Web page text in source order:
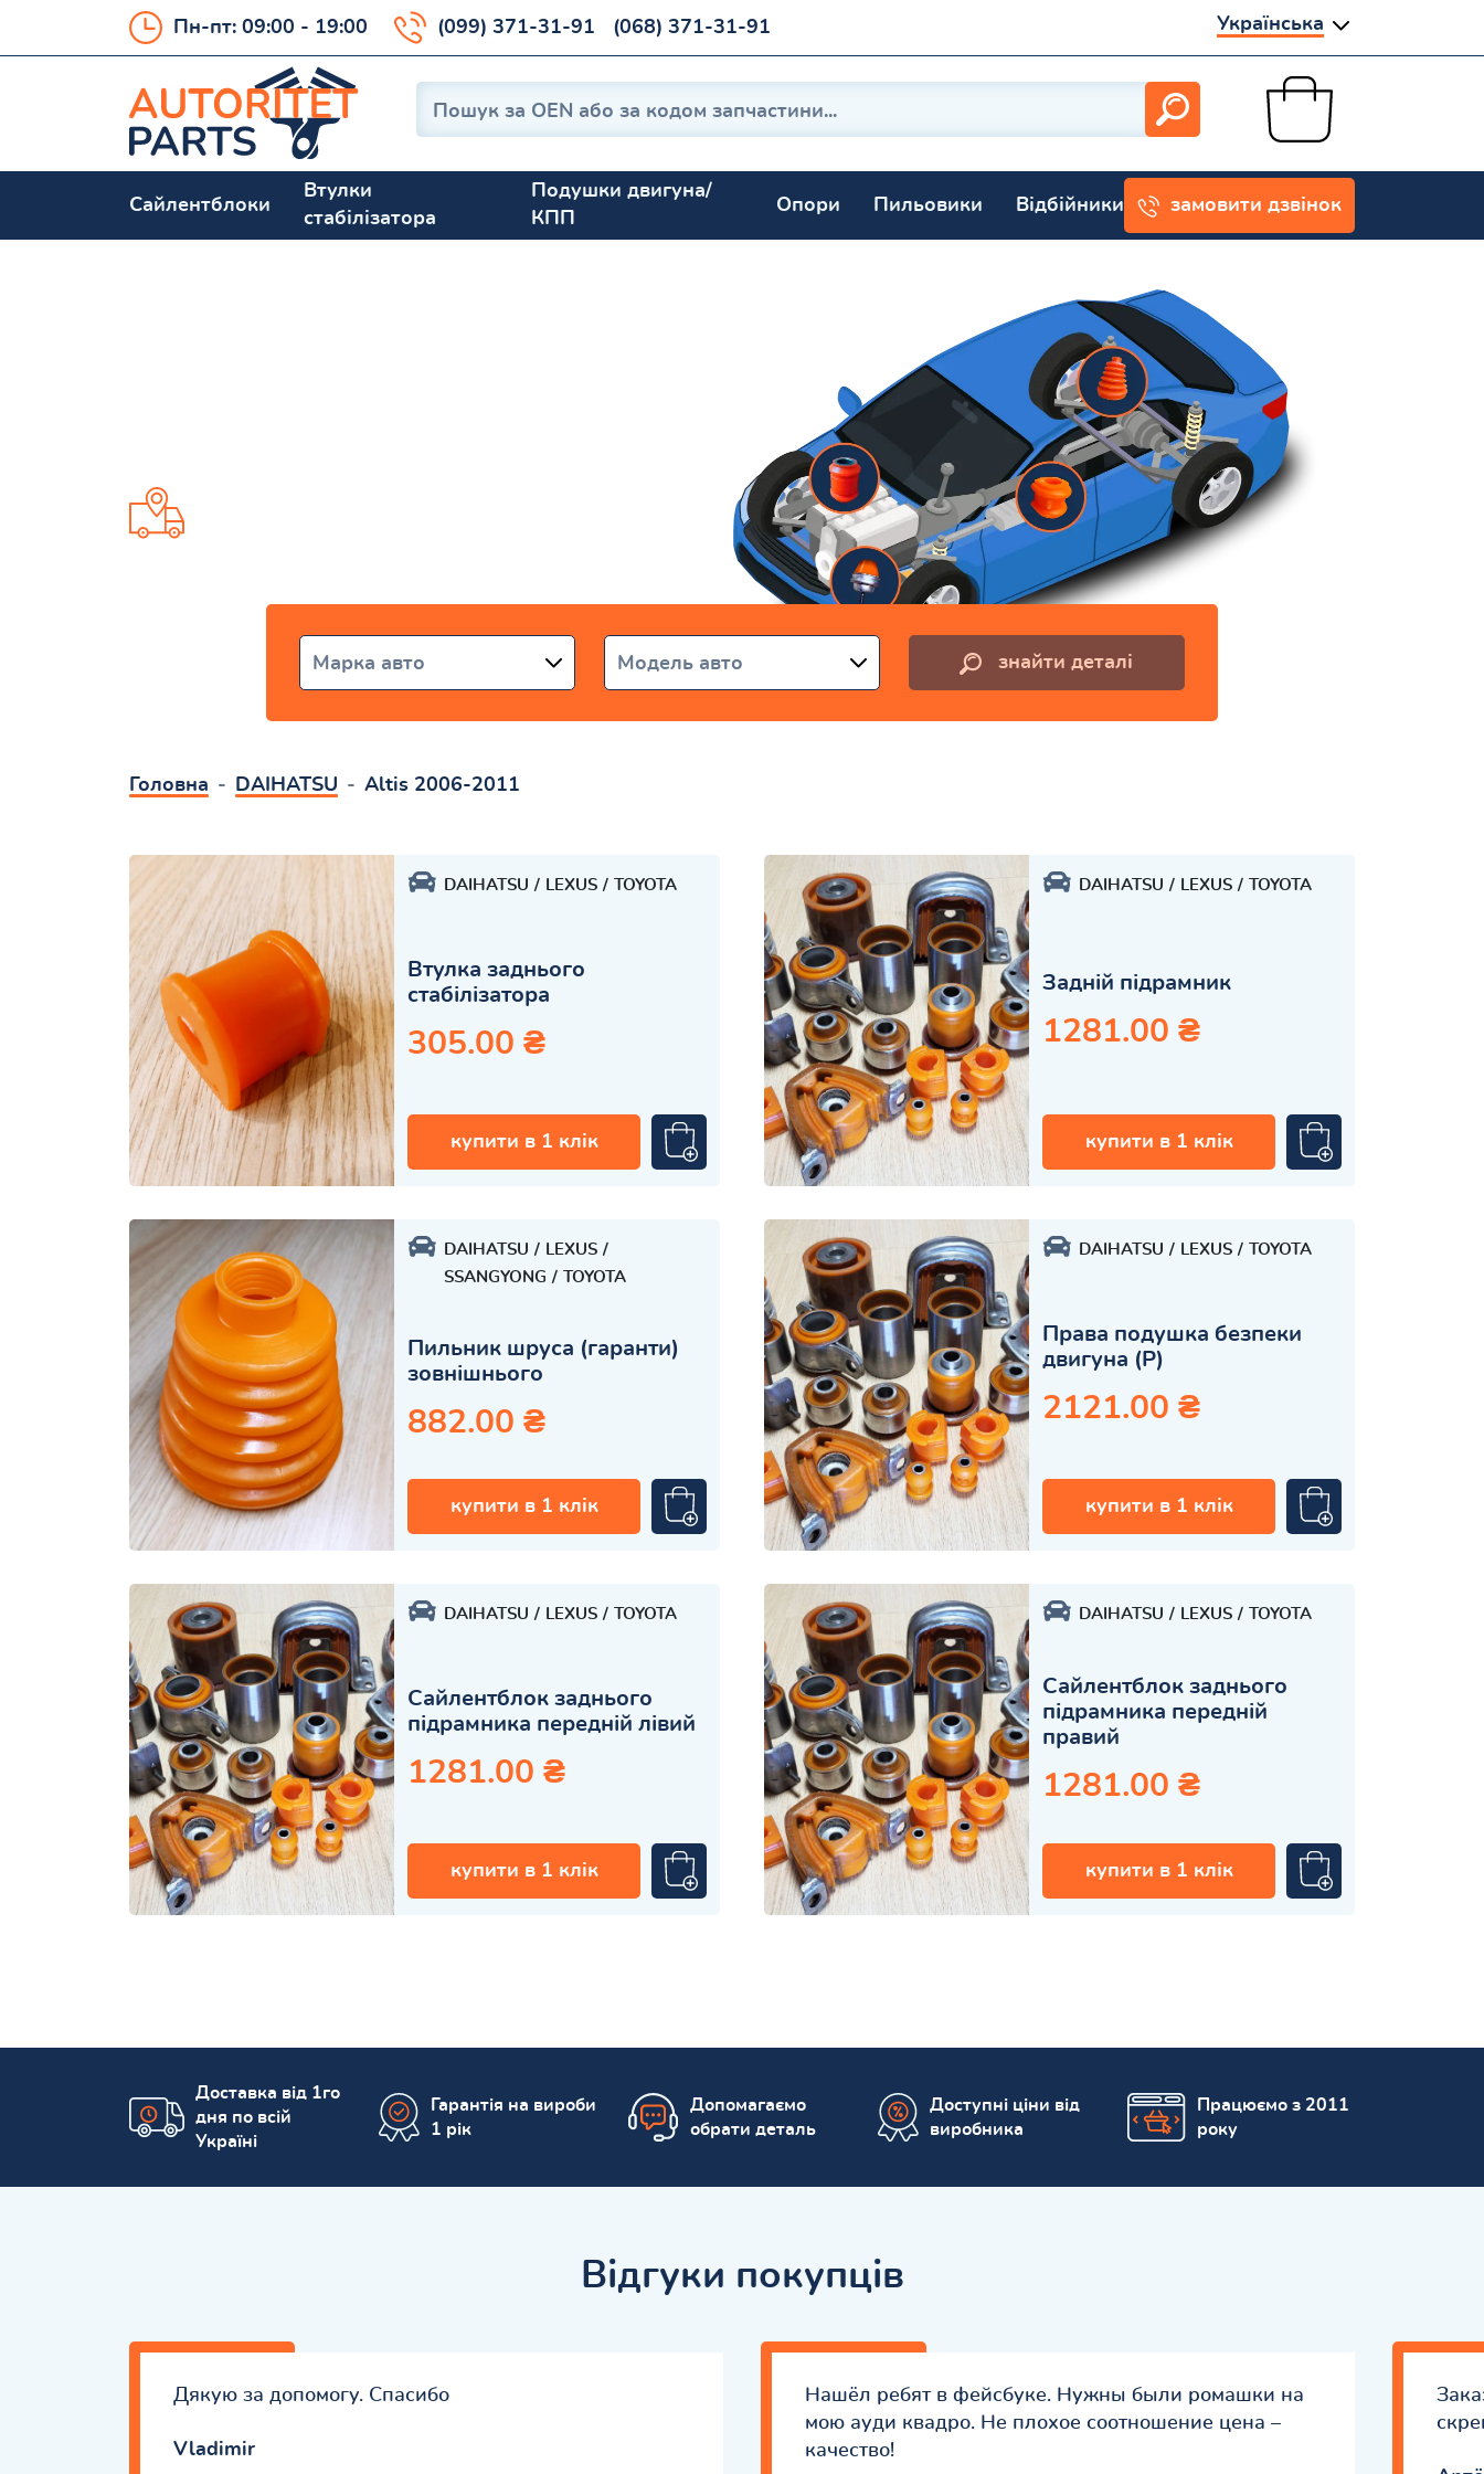
Пн-пт: 09:00 - 19:00 (099) 371-31-91 (068) 371-31-91 Українська
Сайлентблоки
Втулки
стабілізатора
Подушки двигуна/
КПП
Опори Пильовики Відбійники замовити дзвінок
Марка авто Модель авто знайти деталі
Головна DAIHATSU Altis 2006-2011
DAIHATSU LEXUS TOYOTA
Втулка заднього
стабілізатора
305.00 ₴
купити в 1 клік
DAIHATSU LEXUS TOYOTA
Задній підрамник
1281.00 ₴
купити в 1 клік
DAIHATSU
LEXUS
SSANGYONG
TOYOTA
Пильник шруса (гаранти)
зовнішнього
882.00 ₴
купити в 1 клік
DAIHATSU LEXUS TOYOTA
Права подушка безпеки
двигуна (P)
2121.00 ₴
купити в 1 клік
DAIHATSU LEXUS TOYOTA
Сайлентблок заднього
підрамника передній лівий
1281.00 ₴
купити в 1 клік
DAIHATSU LEXUS TOYOTA
Сайлентблок заднього
підрамника передній
правий
1281.00 ₴
купити в 1 клік
Доставка від 1го
дня по всій
Україні
Гарантія на вироби
1 рік
Допомагаємо
обрати деталь
Доступні ціни від
виробника
Працюємо з 2011
року
Відгуки покупців
Дякую за допомогу. Спасибо
Vladimir
Нашёл ребят в фейсбуке. Нужны были ромашки на
мою ауди квадро. Не плохое соотношение цена –
качество!